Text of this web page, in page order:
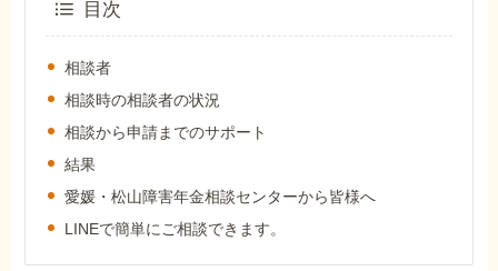
ホーム
目次
相談者
相談時の相談者の状況
相談から申請までのサポート
結果
愛媛・松山障害年金相談センターから皆様へ
LINEで簡単にご相談できます。